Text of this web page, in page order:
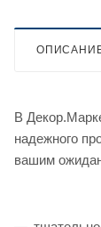
В
надежного
вашим